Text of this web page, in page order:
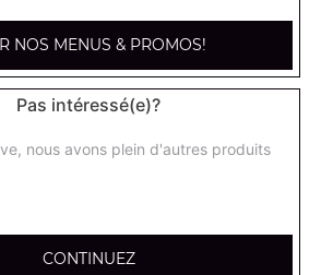
mozzarella, viande kébab, tomate
13.00€
médium
boeuf, jambon, poulet, merguez
NOS MENUS & PROMOS!
Pas intéressé(e)?
nous avons plein d'autres produits
CONTINUEZ